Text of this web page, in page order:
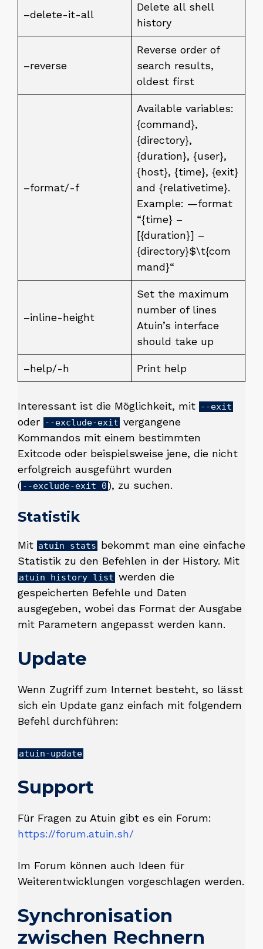
–delete-it-all
Delete all shell
history
–reverse
Reverse order of
search results,
oldest first
–format/-f
Available variables:
{command},
{directory},
{duration}, {user},
{host}, {time}, {exit}
and {relativetime}.
Example: —format
“{time} –
[{duration}] –
{directory}$\t{com
mand}“
–inline-height
Set the maximum
number of lines
Atuin’s interface
should take up
–help/-h Print help
Interessant ist die Möglichkeit, mit --exit
oder --exclude-exit vergangene
Kommandos mit einem bestimmten
Exitcode oder beispielsweise jene, die nicht
erfolgreich ausgeführt wurden
( --exclude-exit 0), zu suchen.
Statistik
Mit atuin stats bekommt man eine einfache
Statistik zu den Befehlen in der History. Mit
atuin history list werden die
gespeicherten Befehle und Daten
ausgegeben, wobei das Format der Ausgabe
mit Parametern angepasst werden kann.
Update
Wenn Zugriff zum Internet besteht, so lässt
sich ein Update ganz einfach mit folgendem
Befehl durchführen:
atuin-update
Support
Für Fragen zu Atuin gibt es ein Forum:
https://forum.atuin.sh/
Im Forum können auch Ideen für
Weiterentwicklungen vorgeschlagen werden.
Synchronisation
zwischen Rechnern